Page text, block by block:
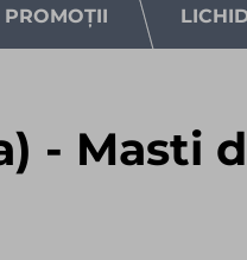
PROMOȚII
- Masti